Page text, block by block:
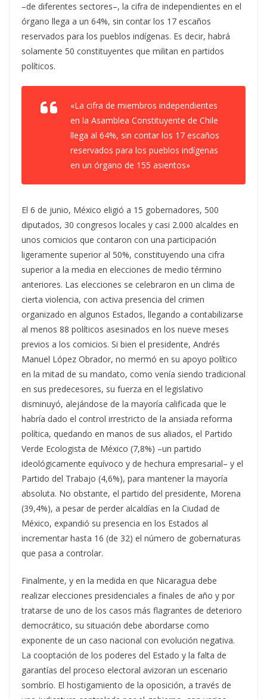
–de diferentes sectores–, la cifra de independientes en el
órgano llega a un 64%, sin contar los 17 escaños
reservados para los pueblos indígenas. Es decir, habrá
solamente 50 constituyentes que militan en partidos
políticos.
«La cifra de miembros independientes
en la Asamblea Constituyente de Chile
llega al 64%, sin contar los 17 escaños
reservados para los pueblos indígenas
en un órgano de 155 asientos»
El 6 de junio, México eligió a 15 gobernadores, 500
diputados, 30 congresos locales y casi 2.000 alcaldes en
unos comicios que contaron con una participación
ligeramente superior al 50%, constituyendo una cifra
superior a la media en elecciones de medio término
anteriores. Las elecciones se celebraron en un clima de
cierta violencia, con activa presencia del crimen
organizado en algunos Estados, llegando a contabilizarse
al menos 88 políticos asesinados en los nueve meses
previos a los comicios. Si bien el presidente, Andrés
Manuel López Obrador, no mermó en su apoyo político
en la mitad de su mandato, como venía siendo tradicional
en sus predecesores, su fuerza en el legislativo
disminuyó, alejándose de la mayoría calificada que le
habría dado el control irrestricto de la ansiada reforma
política, quedando en manos de sus aliados, el Partido
Verde Ecologista de México (7,8%) –un partido
ideológicamente equívoco y de hechura empresarial– y el
Partido del Trabajo (4,6%), para mantener la mayoría
absoluta. No obstante, el partido del presidente, Morena
(39,4%), a pesar de perder alcaldías en la Ciudad de
México, expandió su presencia en los Estados al
incrementar hasta 16 (de 32) el número de gobernaturas
que pasa a controlar.
Finalmente, y en la medida en que Nicaragua debe
realizar elecciones presidenciales a finales de año y por
tratarse de uno de los casos más flagrantes de deterioro
democrático, su situación debe abordarse como
exponente de un caso nacional con evolución negativa.
La cooptación de los poderes del Estado y la falta de
garantías del proceso electoral avizoran un escenario
sombrío. El hostigamiento de la oposición, a través de